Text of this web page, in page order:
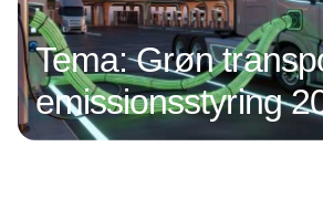
Tema: Grøn
emissionsstyring